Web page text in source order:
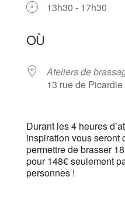
13h30 - 17h30
OÙ
Ateliers de
13 rue de
Durant les 4 heures
inspiration vous seront
permettre de brasser
pour 148€ seulement
personnes !